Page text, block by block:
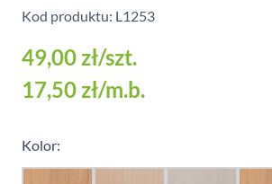
Kod produktu: L1253
49,00 zł/szt.
17,50 zł/m.b.
Kolor: